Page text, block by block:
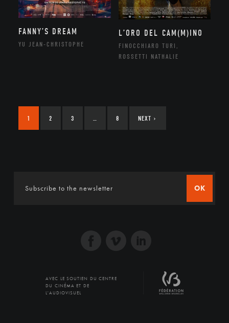
FANNY’S DREAM
YU JEAN-CHRISTOPHE
L’ORO DEL CAM(M)INO
FINOCCHIARO TURI,
ROSSETTI NATHALIE
1 2 3 8 NEXT ›
OK
AVEC LE SOUTIEN DU CENTRE
DU CINÉMA ET DE
L'AUDIOVISUEL